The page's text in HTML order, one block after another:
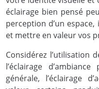
éclairage bien pensé
perception d’un
et mettre en valeur vos
Considérez l’utilisation
l’éclairage
générale, l’éclairage